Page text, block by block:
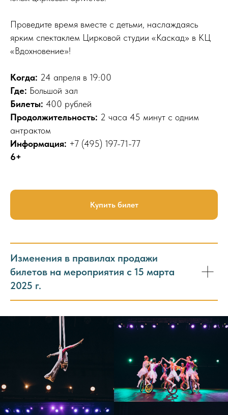
Проведите время вместе с детьми, наслаждаясь
ярким спектаклем Цирковой студии «Каскад» в КЦ
«Вдохновение»!
Когда: 24 апреля в 19:00
Где: Большой зал
Билеты: 400 рублей
Продолжительность: 2 часа 45 минут с одним
антрактом
Информация: +7 (495) 197-71-77
6+
Купить билет
Изменения в правилах продажи
билетов на мероприятия с 15 марта
2025 г.